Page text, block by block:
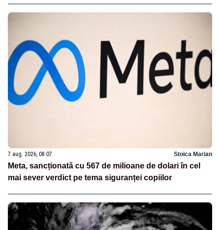
7 aug. 2026, 08:07 Stoica Marian
Meta, sancționată cu 567 de milioane de dolari în cel
mai sever verdict pe tema siguranței copiilor